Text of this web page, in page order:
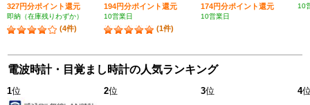
327円分ポイント還元
即納（在庫残りわずか）
(4件)
194円分ポイント還元
10営業日
(1件)
174円分ポイント還元
10営業日
10
電波時計・目覚まし時計の人気ランキング
1位 2位 3位 4